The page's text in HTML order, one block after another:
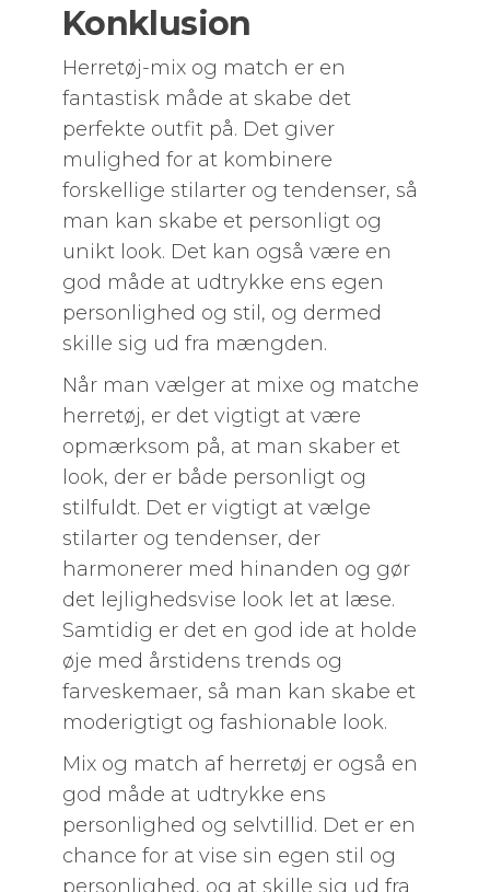
Konklusion
Herretøj-mix og match er en
fantastisk måde at skabe det
perfekte outfit på. Det giver
mulighed for at kombinere
forskellige stilarter og tendenser, så
man kan skabe et personligt og
unikt look. Det kan også være en
god måde at udtrykke ens egen
personlighed og stil, og dermed
skille sig ud fra mængden.
Når man vælger at mixe og matche
herretøj, er det vigtigt at være
opmærksom på, at man skaber et
look, der er både personligt og
stilfuldt. Det er vigtigt at vælge
stilarter og tendenser, der
harmonerer med hinanden og gør
det lejlighedsvise look let at læse.
Samtidig er det en god ide at holde
øje med årstidens trends og
farveskemaer, så man kan skabe et
moderigtigt og fashionable look.
Mix og match af herretøj er også en
god måde at udtrykke ens
personlighed og selvtillid. Det er en
chance for at vise sin egen stil og
personlighed, og at skille sig ud fra